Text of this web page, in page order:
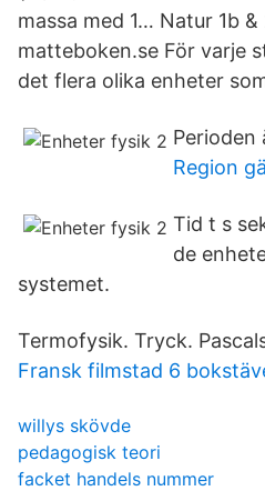
massa med 1… Natur 1b
matteboken.se För varje
det flera olika enheter
Perioden
Region
Tid t s
de
systemet.
Termofysik. Tryck.
Fransk filmstad 6
willys skövde
pedagogisk teori
facket handels nummer